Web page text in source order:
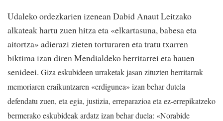
Udaleko ordezkarien izenean Dabid Anaut Leitzako
alkateak hartu zuen hitza eta «elkartasuna, babesa eta
aitortza» adierazi zieten torturaren eta tratu txarren
biktima izan diren Mendialdeko herritarrei eta hauen
senideei. Giza eskubideen urraketak jasan zituzten herritarrak
memoriaren eraikuntzaren «erdigunea» izan behar dutela
defendatu zuen, eta egia, justizia, erreparazioa eta ez-errepikatzeko
bermerako eskubideak ardatz izan behar duela: «Norabide